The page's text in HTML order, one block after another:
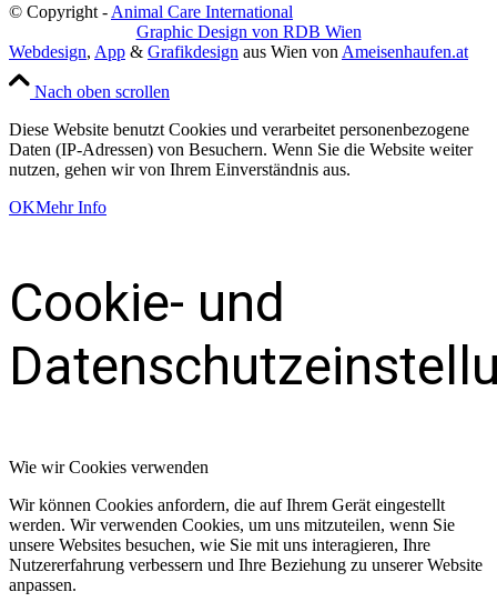
© Copyright -Animal Care International
Graphic Design von RDB Wien
Webdesign, App & Grafikdesign aus Wien vonAmeisenhaufen.at
Nach oben scrollen
Diese Website benutzt Cookies und verarbeitet personenbezogene
Daten (IP-Adressen) von Besuchern. Wenn Sie die Website weiter
nutzen, gehen wir von Ihrem Einverständnis aus.
OKMehr Info
Cookie- und
Wie wir Cookies verwenden
Wir können Cookies anfordern, die auf Ihrem Gerät eingestellt
werden. Wir verwenden Cookies, um uns mitzuteilen, wenn Sie
unsere Websites besuchen, wie Sie mit uns interagieren, Ihre
Nutzererfahrung verbessern und Ihre Beziehung zu unserer Website
anpassen.